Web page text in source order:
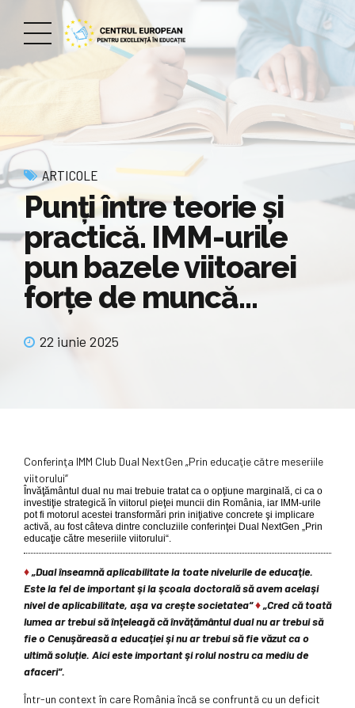
ARTICOLE
Punţi între teorie şi
practică. IMM-urile
pun bazele viitoarei
forţe de muncă…
22 iunie 2025
Conferinţa IMM Club Dual NextGen „Prin educaţie către meseriile
viitorului“
Învăţământul dual nu mai trebuie tratat ca o opţiune marginală, ci ca o
investiţie strategică în viitorul pieţei muncii din România, iar IMM-urile
pot fi motorul acestei transformări prin iniţiative concrete şi implicare
activă, au fost câteva dintre concluziile conferinţei Dual NextGen „Prin
educaţie către meseriile viitorului“.
♦„Dual înseamnă aplicabilitate la toate nivelurile de educaţie.
Este la fel de important şi la şcoala doctorală să avem acelaşi
nivel de aplicabilitate, aşa va creşte societatea“♦„Cred că toată
lumea ar trebui să înţeleagă că învăţământul dual nu ar trebui să
fie o Cenuşăreasă a educaţiei şi nu ar trebui să fie văzut ca o
ultimă soluţie. Aici este important şi rolul nostru ca mediu de
afaceri“.
Într-un context în care România încă se confruntă cu un deficit